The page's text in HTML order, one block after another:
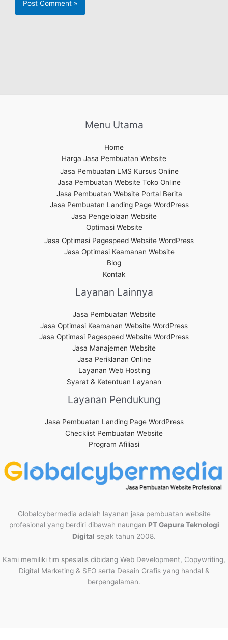
Menu Utama
Home
Harga Jasa Pembuatan Website
Jasa Pembuatan LMS Kursus Online
Jasa Pembuatan Website Toko Online
Jasa Pembuatan Website Portal Berita
Jasa Pembuatan Landing Page WordPress
Jasa Pengelolaan Website
Optimasi Website
Jasa Optimasi Pagespeed Website WordPress
Jasa Optimasi Keamanan Website
Blog
Kontak
Layanan Lainnya
Jasa Pembuatan Website
Jasa Optimasi Keamanan Website WordPress
Jasa Optimasi Pagespeed Website WordPress
Jasa Manajemen Website
Jasa Periklanan Online
Layanan Web Hosting
Syarat & Ketentuan Layanan
Layanan Pendukung
Jasa Pembuatan Landing Page WordPress
Checklist Pembuatan Website
Program Afiliasi
Globalcybermedia adalah layanan jasa pembuatan website
profesional yang berdiri dibawah naungan PT Gapura Teknologi
Digital sejak tahun 2008.
Kami memiliki tim spesialis dibidang Web Development, Copywriting,
Digital Marketing & SEO serta Desain Grafis yang handal &
berpengalaman.